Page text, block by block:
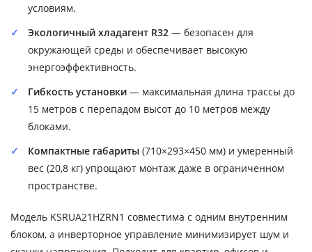
условиям.
Экологичный хладагент R32 — безопасен для
окружающей среды и обеспечивает высокую
энергоэффективность.
Гибкость установки — максимальная длина трассы до
15 метров с перепадом высот до 10 метров между
блоками.
Компактные габариты (710×293×450 мм) и умеренный
вес (20,8 кг) упрощают монтаж даже в ограниченном
пространстве.
Модель KSRUA21HZRN1 совместима с одним внутренним
блоком, а инверторное управление минимизирует шум и